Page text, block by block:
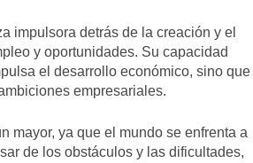
impulsora detrás de la creación y el
y oportunidades. Su capacidad
el desarrollo económico, sino que
empresariales.
mayor, ya que el mundo se enfrenta a
de los obstáculos y las dificultades,